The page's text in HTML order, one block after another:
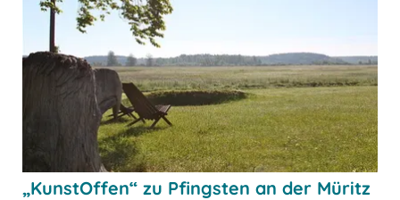
„KunstOffen“ zu Pfingsten an der Müritz